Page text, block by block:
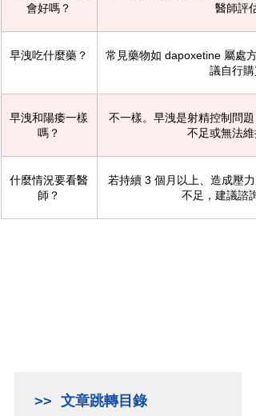
會好嗎？
醫師評
早洩吃什麼藥？
常見藥物如 dapoxetine 屬處
議自行購
早洩和陽痿一樣
嗎？
不一樣。早洩是射精控制問
不足或無法維
什麼情況要看醫
師？
若持續 3 個月以上、造成壓
不足，建議諮